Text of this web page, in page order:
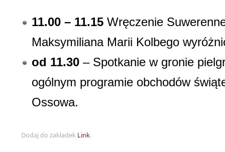
11.00 – 11.15 Wręczenie
Maksymiliana Marii Kolbego
od 11.30 – Spotkanie w gronie
ogólnym programie obchodów
Ossowa.
Dodaj do zakładek Link.